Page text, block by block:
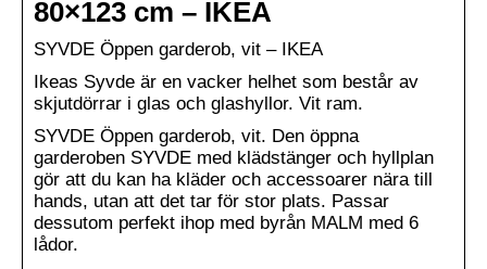
80×123 cm – IKEA
SYVDE Öppen garderob, vit – IKEA
Ikeas Syvde är en vacker helhet som består av
skjutdörrar i glas och glashyllor. Vit ram.
SYVDE Öppen garderob, vit. Den öppna
garderoben SYVDE med klädstänger och hyllplan
gör att du kan ha kläder och accessoarer nära till
hands, utan att det tar för stor plats. Passar
dessutom perfekt ihop med byrån MALM med 6
lådor.